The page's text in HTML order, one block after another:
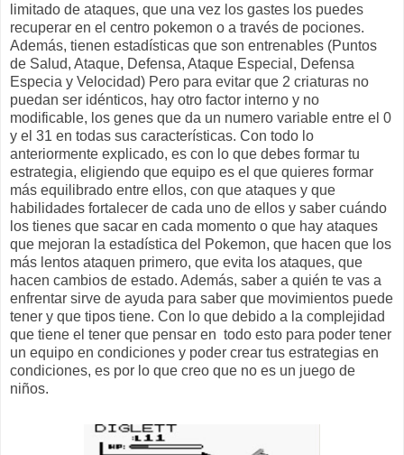
limitado de ataques, que una vez los gastes los puedes
recuperar en el centro pokemon o a través de pociones.
Además, tienen estadísticas que son entrenables (Puntos
de Salud, Ataque, Defensa, Ataque Especial, Defensa
Especia y Velocidad) Pero para evitar que 2 criaturas no
puedan ser idénticos, hay otro factor interno y no
modificable, los genes que da un numero variable entre el 0
y el 31 en todas sus características. Con todo lo
anteriormente explicado, es con lo que debes formar tu
estrategia, eligiendo que equipo es el que quieres formar
más equilibrado entre ellos, con que ataques y que
habilidades fortalecer de cada uno de ellos y saber cuándo
los tienes que sacar en cada momento o que hay ataques
que mejoran la estadística del Pokemon, que hacen que los
más lentos ataquen primero, que evita los ataques, que
hacen cambios de estado. Además, saber a quién te vas a
enfrentar sirve de ayuda para saber que movimientos puede
tener y que tipos tiene. Con lo que debido a la complejidad
que tiene el tener que pensar en todo esto para poder tener
un equipo en condiciones y poder crear tus estrategias en
condiciones, es por lo que creo que no es un juego de
niños.